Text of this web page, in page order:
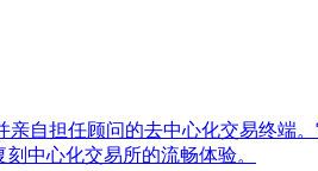
自担任顾问的去中心化交易终
中心化交易所的流畅体验。